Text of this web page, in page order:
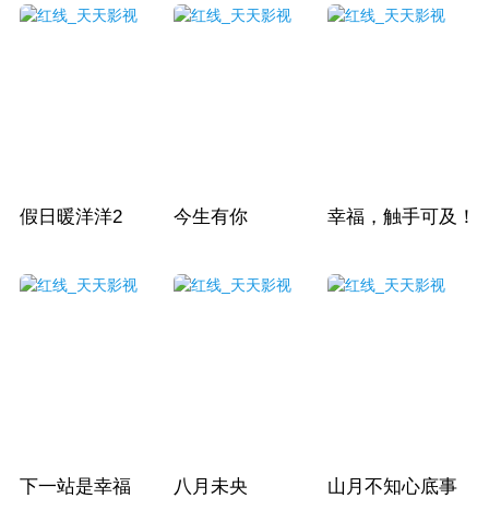
假日暖洋洋2 今生有你 幸福，触手可及！
下一站是幸福 八月未央 山月不知心底事